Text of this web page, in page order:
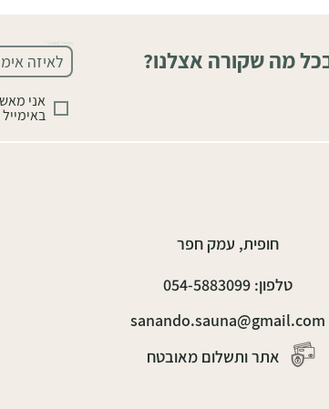
מה שקורה אצלנו?
אני
באימייל
חופית, עמק חפר
טלפון: 054-5883099
sanando.sauna@gmail.com
אתר ותשלום מאובטח